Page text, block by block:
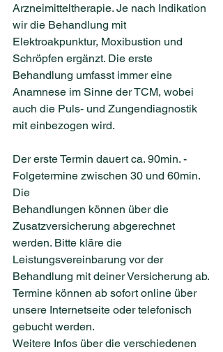
Arzneimitteltherapie. Je nach Indikation
wir die Behandlung mit
Elektroakpunktur, Moxibustion und
Schröpfen ergänzt. Die erste
Behandlung umfasst immer eine
Anamnese im Sinne der TCM, wobei
auch die Puls- und Zungendiagnostik
mit einbezogen wird.
Der erste Termin dauert ca. 90min. -
Folgetermine zwischen 30 und 60min.
Die
Behandlungen können über die
Zusatzversicherung abgerechnet
werden. Bitte kläre die
Leistungsvereinbarung vor der
Behandlung mit deiner Versicherung ab.
Termine können ab sofort online über
unsere Internetseite oder telefonisch
gebucht werden.
Weitere Infos über die verschiedenen